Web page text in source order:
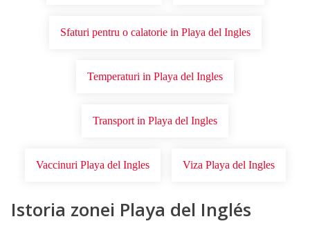
Sfaturi pentru o calatorie in Playa del Ingles
Temperaturi in Playa del Ingles
Transport in Playa del Ingles
Vaccinuri Playa del Ingles Viza Playa del Ingles
Istoria zonei Playa del Inglés